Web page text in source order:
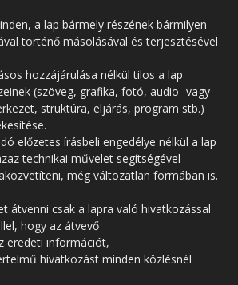
a lap bármely részének bármilyen
történő másolásával és terjesztésével
hozzájárulása nélkül tilos a lap
(szöveg, grafika, fotó, audio- vagy
struktúra, eljárás, program stb.)
előzetes írásbeli engedélye nélkül a lap
technikai művelet segítségével
még változatlan formában is.
átvenni csak a lapra való hivatkozással
hogy az átvevő
eredeti információt,
hivatkozást minden közlésnél